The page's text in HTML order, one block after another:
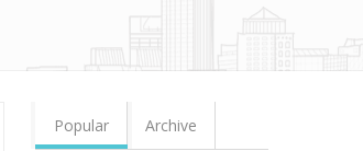
Popular Archive